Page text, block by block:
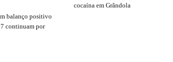
balanço positivo
continuam por
cocaína em Grândola